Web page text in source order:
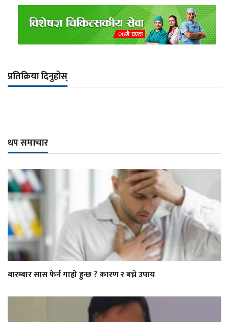
प्रतिक्रिया दिनुहोस्
थप समाचार
बारम्बार सास फेर्न गाह्रो हुन्छ ? कारण र बच्ने उपाय